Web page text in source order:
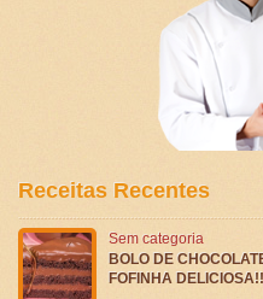
Receitas Recentes
Sem categoria
BOLO DE
FOFINHA DELICIOSA!!